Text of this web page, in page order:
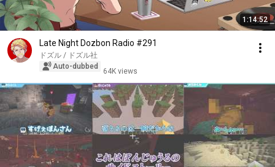
1:14:52
Late Night Dozbon Radio #291
ドズル / ドズル社
Auto-dubbed
64K views